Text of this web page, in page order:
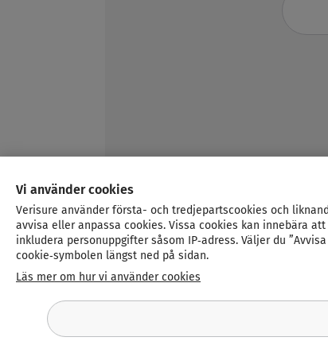
Vi använder cookies
Verisure använder första- och tredjepartscookies och
avvisa eller anpassa cookies. Vissa cookies kan innebära
inkludera personuppgifter såsom IP‑adress. Väljer du
cookie‑symbolen längst ned på sidan.
Läs mer om hur vi använder cookies